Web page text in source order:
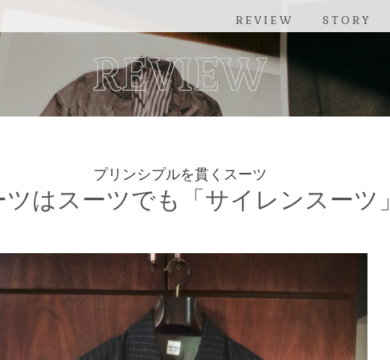
REVIEW STORY
プリンシプルを貫くスーツ
ツはスーツでも「サイレンスーツ」